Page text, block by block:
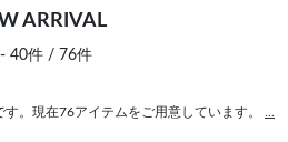
ARRIVAL
40件 / 76件
す。現在76アイテムをご用意しています。